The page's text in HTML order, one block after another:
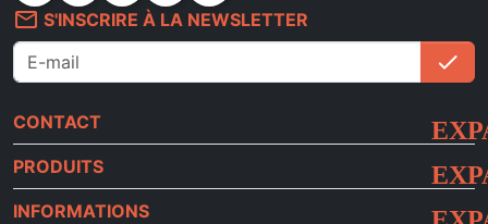
mail_outline S'INSCRIRE À LA NEWSLETTER
check
CONTACT
PRODUITS
INFORMATIONS